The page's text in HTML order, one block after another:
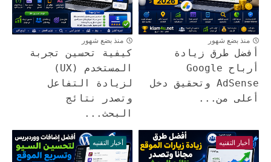
منذ بضع شهور
أفضل طرق زيادة
أرباح Google
AdSense وتحقيق دخل
أعلى من...
منذ بضع شهور
كيفية تحسين تجربة
المستخدم (UX)
لزيادة التفاعل
وتصدر نتائج
البحث...
أخبار التقنيه أخبار التقنيه